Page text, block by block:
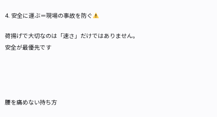
4. 安全に運ぶ＝現場の事故を防ぐ
荷揚げで大切なのは「速さ」だけではありません。
安全が最優先です
腰を痛めない持ち方